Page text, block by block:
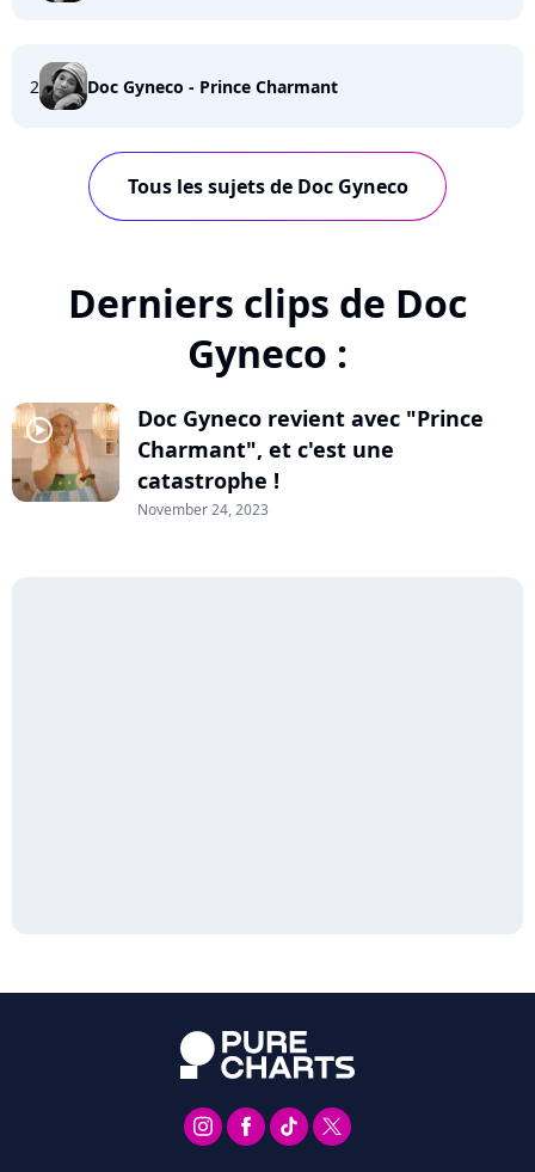
2 Doc Gyneco - Prince Charmant
Tous les sujets de Doc Gyneco
Derniers clips de Doc
Gyneco :
player2
Doc Gyneco revient avec "Prince
Charmant", et c'est une
catastrophe !
November 24, 2023